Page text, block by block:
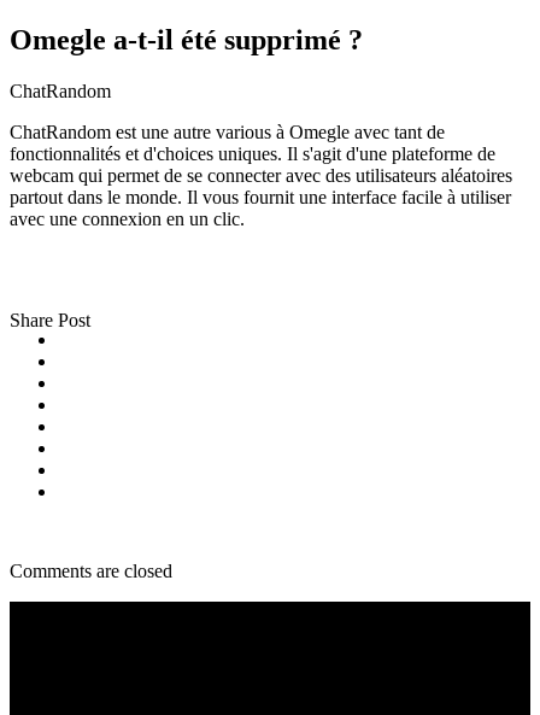
Omegle a-t-il été supprimé ?
ChatRandom
ChatRandom est une autre various à Omegle avec tant de
fonctionnalités et d'choices uniques. Il s'agit d'une plateforme de
webcam qui permet de se connecter avec des utilisateurs aléatoires
partout dans le monde. Il vous fournit une interface facile à utiliser
avec une connexion en un clic.
Share Post
Comments are closed